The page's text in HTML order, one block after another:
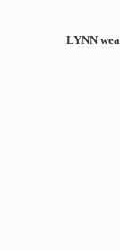
LYNN